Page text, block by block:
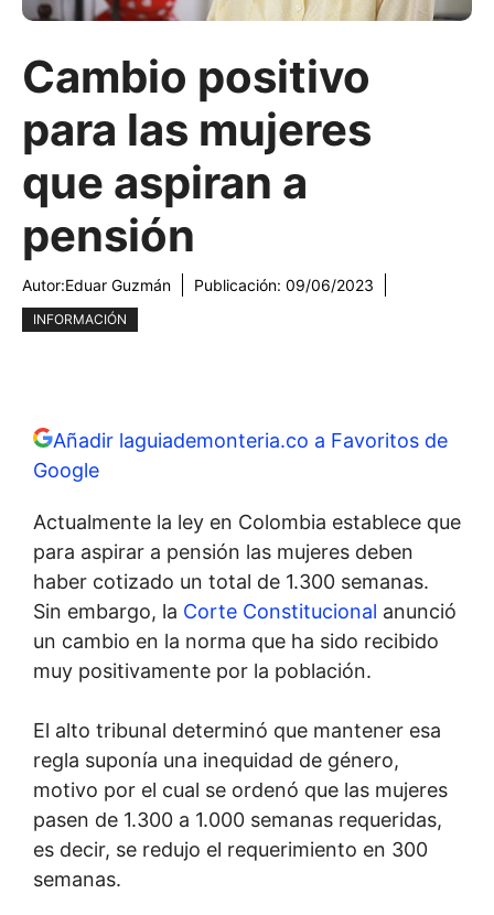
Cambio positivo
para las mujeres
que aspiran a
pensión
Autor:Eduar Guzmán Publicación: 09/06/2023
INFORMACIÓN
Añadir laguiademonteria.co a Favoritos de
Google
Actualmente la ley en Colombia establece que
para aspirar a pensión las mujeres deben
haber cotizado un total de 1.300 semanas.
Sin embargo, la Corte Constitucional anunció
un cambio en la norma que ha sido recibido
muy positivamente por la población.
El alto tribunal determinó que mantener esa
regla suponía una inequidad de género,
motivo por el cual se ordenó que las mujeres
pasen de 1.300 a 1.000 semanas requeridas,
es decir, se redujo el requerimiento en 300
semanas.